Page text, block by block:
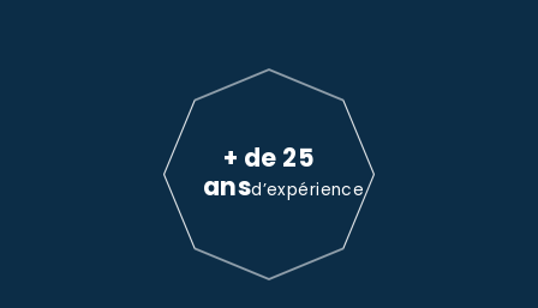
+ de 25
ansd’expérience